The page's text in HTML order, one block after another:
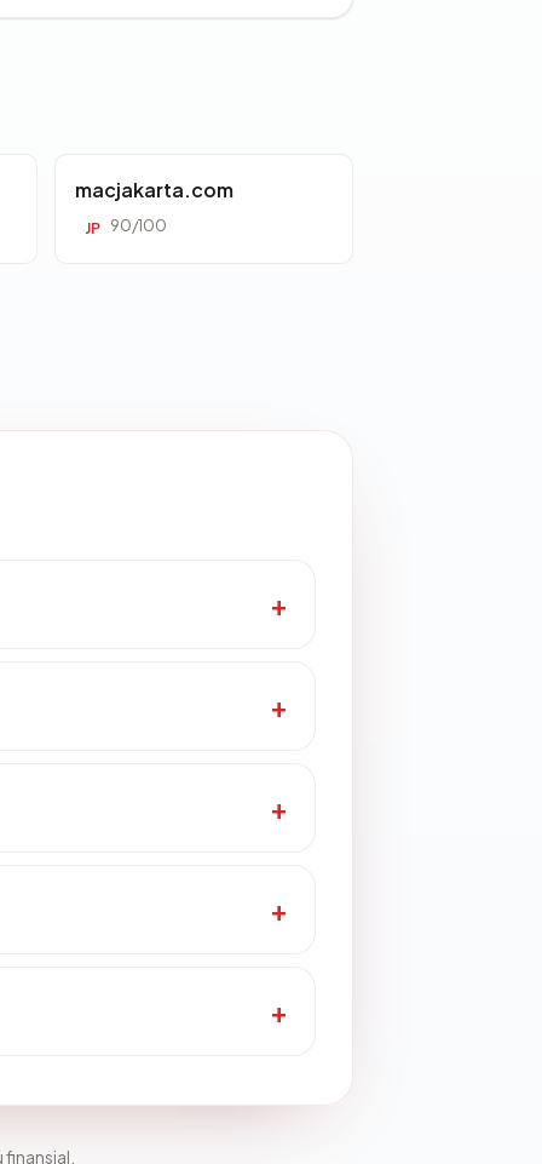
macjakarta.com
JP 90/100